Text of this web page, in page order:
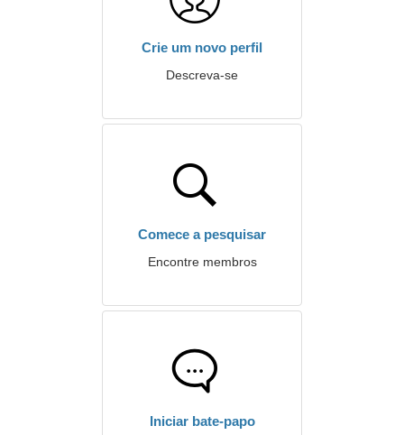
Crie um novo perfil
Descreva-se
Comece a pesquisar
Encontre membros
Iniciar bate-papo